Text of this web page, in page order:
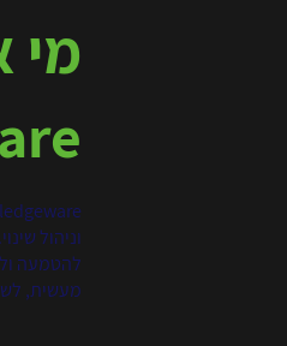
מי
מעשית,